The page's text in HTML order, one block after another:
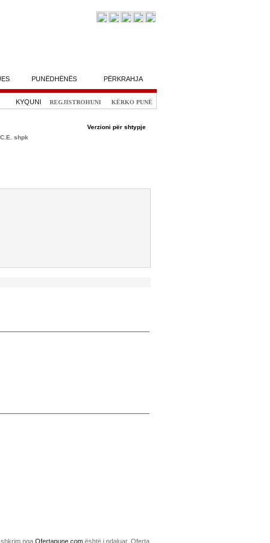
PUNËDHËNËS PËRKRAHJA
KYQUNI REGJISTROHUNI KËRKO PUNË
Verzioni për shtypje
nga Ofertapune.com është i ndaluar. Oferta